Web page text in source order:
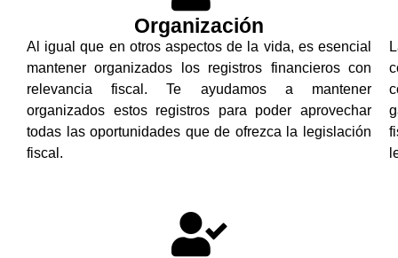
Organización
Al igual que en otros aspectos de la vida, es esencial
mantener organizados los registros financieros con
relevancia fiscal. Te ayudamos a mantener
organizados estos registros para poder aprovechar
todas las oportunidades que de ofrezca la legislación
fiscal.